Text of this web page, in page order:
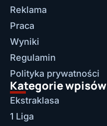
Reklama
Praca
Wyniki
Regulamin
Polityka prywatności
Kategorie wpisów
Ekstraklasa
1 Liga